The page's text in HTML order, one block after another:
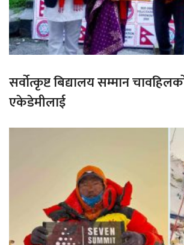
सर्वोत्कृष्ट बिद्यालय सम्मान
एकेडेमीलाई